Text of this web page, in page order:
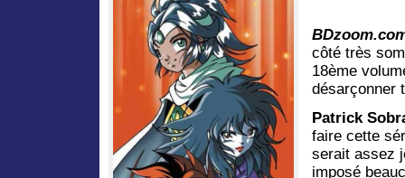
côté très
18ème
désarçonner
Patrick
faire cette
serait assez
imposé